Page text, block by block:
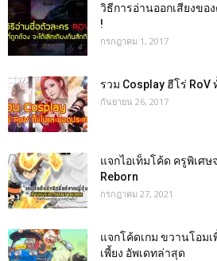
วิธีการอ่านออกเสียงขอ
!
กรกฎาคม 1, 2017
รวม Cosplay ฮีโร่
กันยายน 26, 2017
แจกไอเท็มโค้ด ครูพิเศ
Reborn
กรกฎาคม 27, 2021
แจกโค้ดเกม ขวานโอม
เพี้ยง อัพเดทล่าสุด